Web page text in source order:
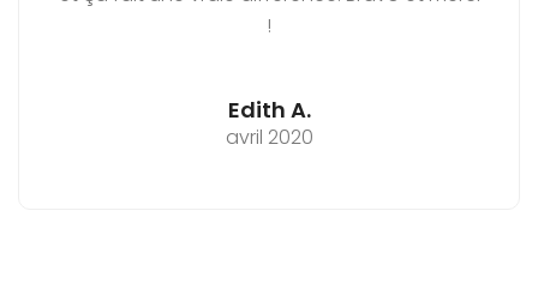
!
Edith A.
avril 2020